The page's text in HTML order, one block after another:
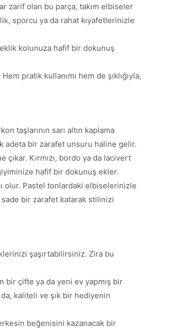
zarif olan bu parça, takım elbiseler
sporcu ya da rahat kıyafetlerinizle
kolunuza hafif bir dokunuş
pratik kullanımı hem de şıklığıyla,
taşlarının sarı altın kaplama
adeta bir zarafet unsuru haline gelir.
Kırmızı, bordo ya da lacivert
hafif bir dokunuş ekler.
olur. Pastel tonlardaki elbiselerinizle
bir zarafet katarak stilinizi
şaşırtabilirsiniz. Zira bu
bir çifte ya da yeni ev yapmış bir
kaliteli ve şık bir hediyenin
beğenisini kazanacak bir